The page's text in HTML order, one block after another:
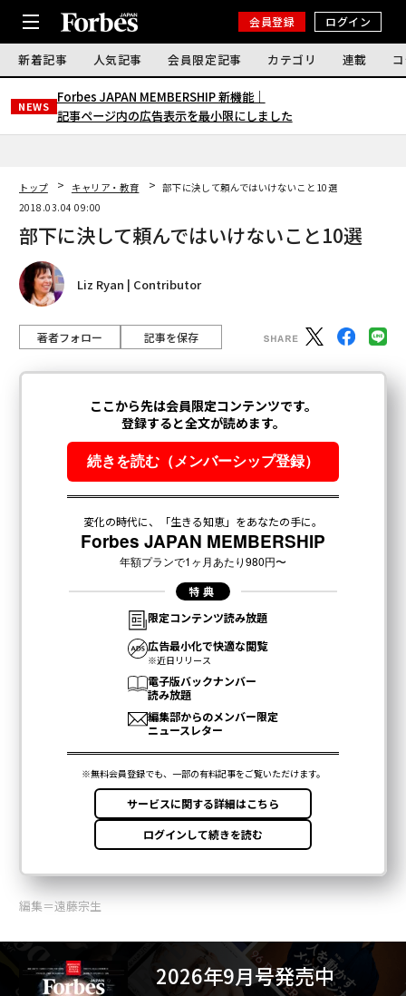
会員登録 ログイン
新着記事 人気記事 会員限定記事 カテゴリ 連載
NEWS
Forbes JAPAN MEMBERSHIP 新機能｜
記事ページ内の広告表示を最小限にしました
トップ キャリア・教育
部下に決して頼んではいけないこと10選
2018.03.04 09:00
部下に決して頼んではいけないこと10選
Liz Ryan | Contributor
著者フォロー 記事を保存
編集＝遠藤宗生
2026年9月号発売中